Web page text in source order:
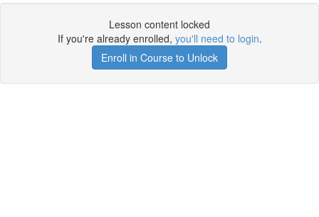
Lesson content locked
If you're already enrolled, you'll need to login.
Enroll in Course to Unlock